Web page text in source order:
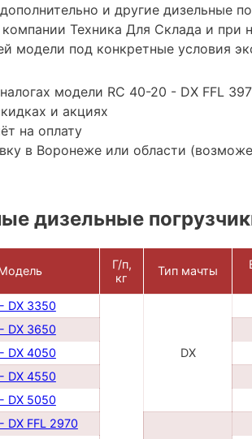
и другие дизельные
Техника Для Склада и
модели под конкретные условия
модели RC 40-20 - DX FFL
и акциях
на оплату
в Воронеже или области
дизельные
Г/п,
кг
Тип мачты
DX 3350
DX
DX 3650
DX 4050
DX 4550
DX 5050
DX FFL 2970